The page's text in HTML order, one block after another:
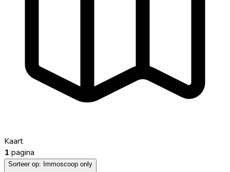
Kaart
1 pagina
Sorteer op: Immoscoop only